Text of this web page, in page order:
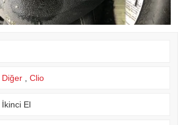
Diğer Clio
İkinci El